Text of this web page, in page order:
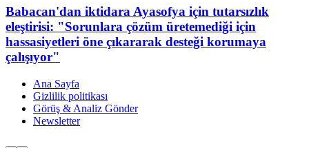
Babacan'dan iktidara Ayasofya için tutarsızlık
eleştirisi: "Sorunlara çözüm üretemediği için
hassasiyetleri öne çıkararak desteği korumaya
çalışıyor"
Ana Sayfa
Gizlilik politikası
Görüş & Analiz Gönder
Newsletter